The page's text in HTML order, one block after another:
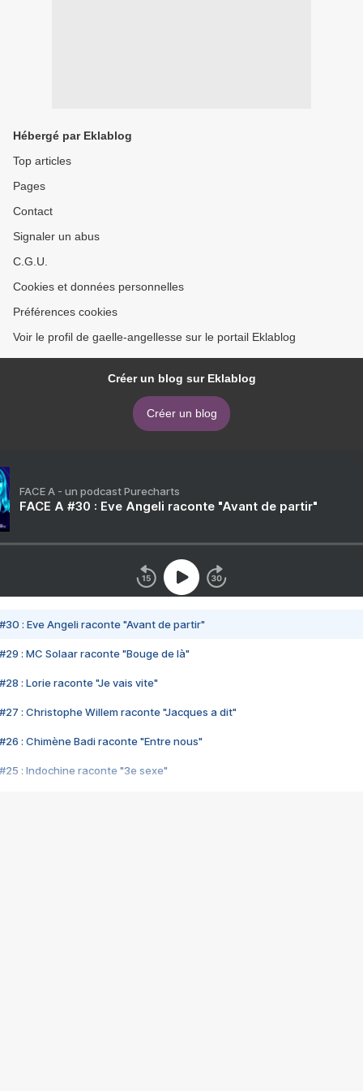
Hébergé par Eklablog
Top articles
Pages
Contact
Signaler un abus
C.G.U.
Cookies et données personnelles
Préférences cookies
Voir le profil de gaelle-angellesse sur le portail Eklablog
Créer un blog sur Eklablog
Créer un blog
FACE A - un podcast Purecharts
FACE A #30 : Eve Angeli raconte "Avant de partir"
#30 : Eve Angeli raconte "Avant de partir"
#29 : MC Solaar raconte "Bouge de là"
#28 : Lorie raconte "Je vais vite"
#27 : Christophe Willem raconte "Jacques a dit"
#26 : Chimène Badi raconte "Entre nous"
#25 : Indochine raconte "3e sexe"